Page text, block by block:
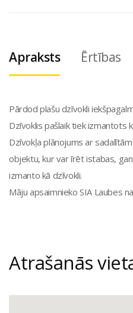
Apraksts Ērtības
Pārdod plašu dzīvokli
Dzīvoklis pašlaik tiek izmantots
Dzīvokļa plānojums ar
objektu, kur var īrēt istabas,
izmanto kā dzīvokli.
Māju apsaimnieko SIA Laubes
Atrašanās